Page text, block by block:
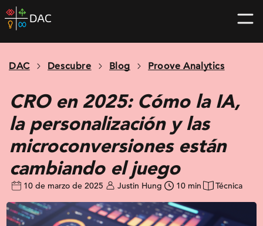
Skip
to
home
DAC Descubre Blog Proove Analytics
CRO en 2025: Cómo la IA,
la personalización y las
microconversiones están
cambiando el juego
10 de marzo de 2025 Justin Hung 10 min Técnica